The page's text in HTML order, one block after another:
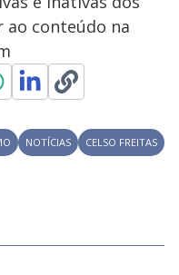
ao conteúdo na
NOTÍCIAS
CELSO FREITAS